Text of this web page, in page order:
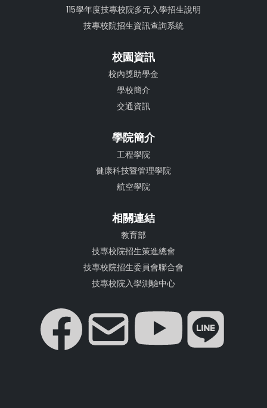
115學年度技專校院多元入學招生說明
技專校院招生資訊查詢系統
校園資訊
校內獎助學金
學校簡介
交通資訊
學院簡介
工程學院
健康科技暨管理學院
航空學院
相關連結
教育部
技專校院招生策進總會
技專校院招生委員會聯合會
技專校院入學測驗中心